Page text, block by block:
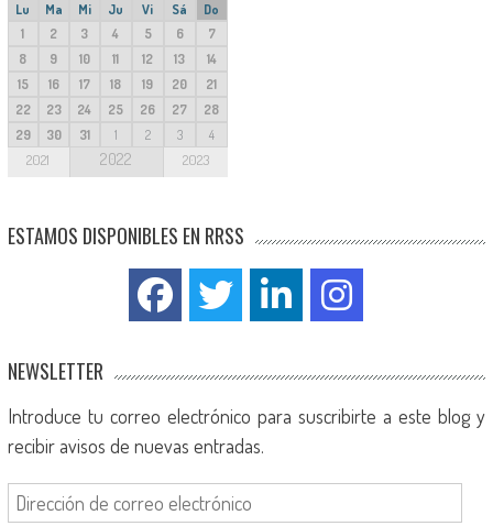
Lu Ma Mi Ju Vi Sá
Do
1
2 3 4 5 6
7
8
9 10 11 12 13
14
15
16 17 18 19 20
21
22
23 24 25 26 27
28
29
30 31 1 2 3 4
2021 2022 2023
ESTAMOS DISPONIBLES EN RRSS
NEWSLETTER
Introduce tu correo electrónico para suscribirte a este blog y
recibir avisos de nuevas entradas.